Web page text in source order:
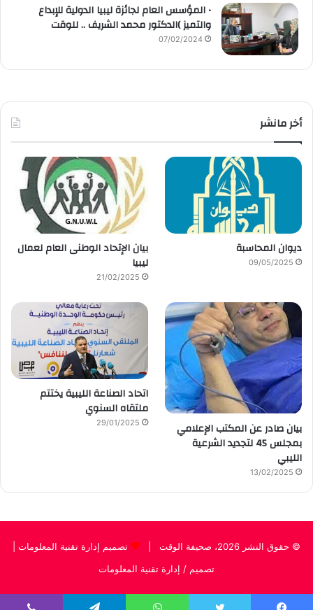
• المؤسس العام لجائزة ليبيا الدولية للإبداع
والتميز )الدكتور محمد الشريف .. للوقت
07/02/2024
أخر مانشر
ديوان المحاسبة
09/05/2025
بيان الإتحاد الوطنى العام لعمال
ليبيا
21/02/2025
بيان صادر عن المكتب الإعلامي
بمجلس 45 لتجديد الشرعية
الليبي
13/02/2025
اتحاد الصناعة الليبية يختتم
ملتقاه السنوي
29/01/2025
© حقوق النشر 2026، صحيفة الوقت | تصميم إدارة تقنية المعلومات
تصميم / إدارة تقنية المعلومات